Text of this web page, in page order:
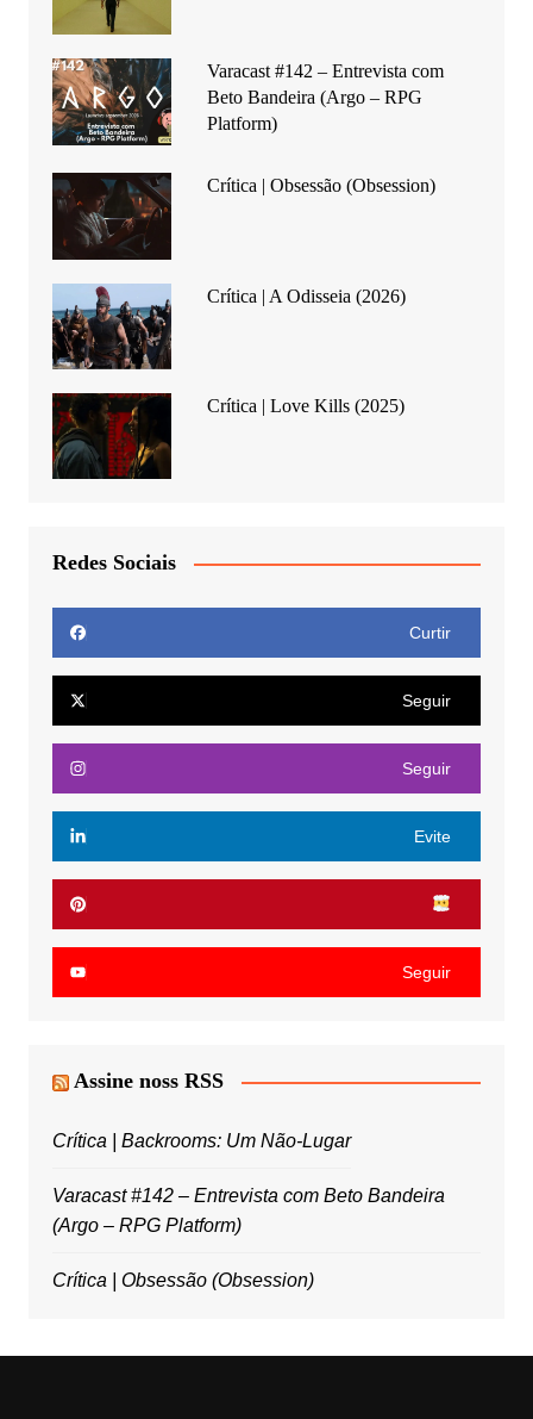
Varacast #142 – Entrevista com
Beto Bandeira (Argo – RPG
Platform)
Crítica | Obsessão (Obsession)
Crítica | A Odisseia (2026)
Crítica | Love Kills (2025)
Redes Sociais
Curtir
Seguir
Seguir
Evite
Seguir
Assine noss RSS
Crítica | Backrooms: Um Não-Lugar
Varacast #142 – Entrevista com Beto Bandeira
(Argo – RPG Platform)
Crítica | Obsessão (Obsession)